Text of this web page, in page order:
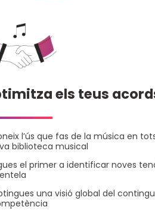
els teus
l’ús que fas de la música en
biblioteca musical
el primer a identificar noves
una visió global del